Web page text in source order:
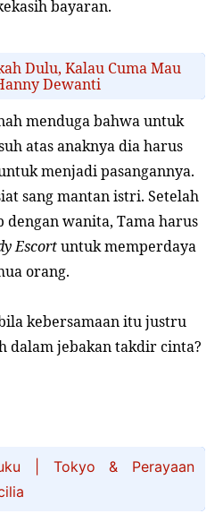
bayaran.
Dulu, Kalau Cuma Mau
Dewanti
menduga bahwa untuk
atas anaknya dia harus
menjadi pasangannya.
sang mantan istri. Setelah
wanita, Tama harus
Escortuntuk memperdaya
orang.
kebersamaan itu justru
dalam jebakan takdir cinta?
| Tokyo & Perayaan